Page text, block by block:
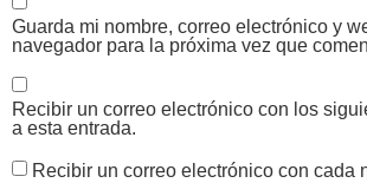
Guarda mi nombre, correo electrónico y
navegador para la próxima vez que
Recibir un correo electrónico con los
a esta entrada.
Recibir un correo electrónico con cada